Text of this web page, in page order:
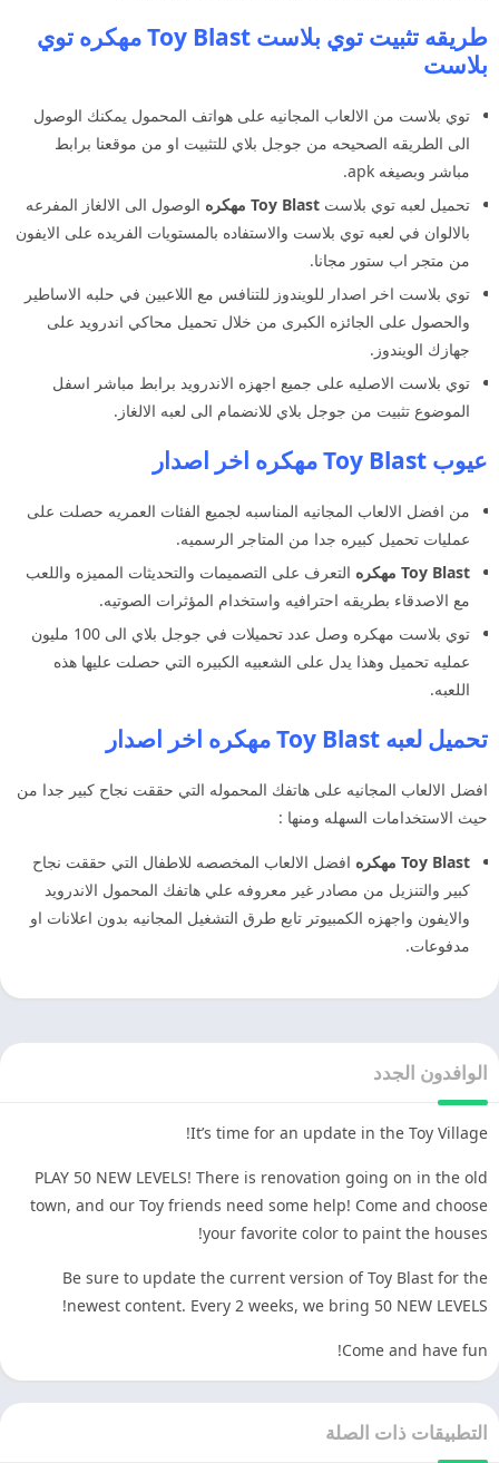
طريقه تثبيت توي بلاست Toy Blast مهكره توي
بلاست
توي بلاست من الالعاب المجانيه على هواتف المحمول يمكنك الوصول
الى الطريقه الصحيحه من جوجل بلاي للتثبيت او من موقعنا برابط
مباشر وبصيغه apk.
تحميل لعبه توي بلاست Toy Blast مهكره
الوصول الى الالغاز المفرعه
بالالوان في لعبه توي بلاست والاستفاده بالمستويات الفريده على الايفون
من متجر اب ستور مجانا.
توي بلاست اخر اصدار للويندوز للتنافس مع اللاعبين في حلبه الاساطير
والحصول على الجائزه الكبرى من خلال تحميل محاكي اندرويد على
جهازك الويندوز.
توي بلاست الاصليه على جميع اجهزه الاندرويد برابط مباشر اسفل
الموضوع تثبيت من جوجل بلاي للانضمام الى لعبه الالغاز.
عيوب Toy Blast مهكره اخر اصدار
من افضل الالعاب المجانيه المناسبه لجميع الفئات العمريه حصلت على
عمليات تحميل كبيره جدا من المتاجر الرسميه.
Toy Blast مهكره
التعرف على التصميمات والتحديثات المميزه واللعب
مع الاصدقاء بطريقه احترافيه واستخدام المؤثرات الصوتيه.
توي بلاست مهكره وصل عدد تحميلات في جوجل بلاي الى 100 مليون
عمليه تحميل وهذا يدل على الشعبيه الكبيره التي حصلت عليها هذه
اللعبه.
تحميل لعبه Toy Blast مهكره اخر اصدار
افضل الالعاب المجانيه على هاتفك المحموله التي حققت نجاح كبير جدا من
حيث الاستخدامات السهله ومنها :
Toy Blast مهكره
افضل الالعاب المخصصه للاطفال التي حققت نجاح
كبير والتنزيل من مصادر غير معروفه علي هاتفك المحمول الاندرويد
والايفون واجهزه الكمبيوتر تابع طرق التشغيل المجانيه بدون اعلانات او
مدفوعات.
الوافدون الجدد
It’s time for an update in the Toy Village!
PLAY 50 NEW LEVELS! There is renovation going on in the old
town, and our Toy friends need some help! Come and choose
your favorite color to paint the houses!
Be sure to update the current version of Toy Blast for the
newest content. Every 2 weeks, we bring 50 NEW LEVELS!
Come and have fun!
التطبيقات ذات الصلة